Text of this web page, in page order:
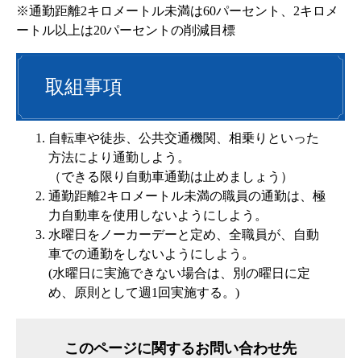
※通勤距離2キロメートル未満は60パーセント、2キロメ
ートル以上は20パーセントの削減目標
取組事項
自転車や徒歩、公共交通機関、相乗りといった
方法により通勤しよう。
（できる限り自動車通勤は止めましょう）
通勤距離2キロメートル未満の職員の通勤は、極
力自動車を使用しないようにしよう。
水曜日をノーカーデーと定め、全職員が、自動
車での通勤をしないようにしよう。
(水曜日に実施できない場合は、別の曜日に定
め、原則として週1回実施する。)
このページに関するお問い合わせ先